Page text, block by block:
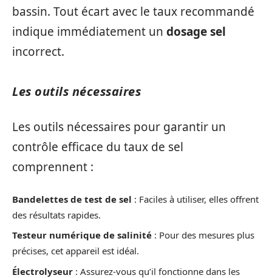
bassin. Tout écart avec le taux recommandé
indique immédiatement un dosage sel
incorrect.
Les outils nécessaires
Les outils nécessaires pour garantir un
contrôle efficace du taux de sel
comprennent :
Bandelettes de test de sel : Faciles à utiliser, elles offrent
des résultats rapides.
Testeur numérique de salinité : Pour des mesures plus
précises, cet appareil est idéal.
Électrolyseur : Assurez-vous qu’il fonctionne dans les